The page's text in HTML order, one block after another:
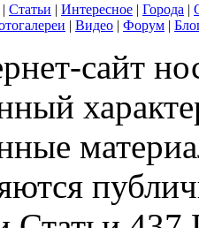
| Статьи | Интересное | Города |
| Видео | Форум |
сайт